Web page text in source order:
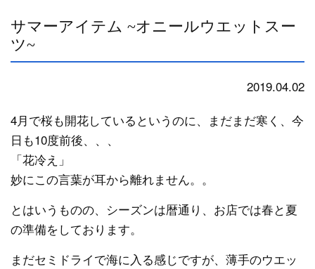
サマーアイテム ~オニールウエットスー
ツ~
2019.04.02
4月で桜も開花しているというのに、まだまだ寒く、今
日も10度前後、、、
「花冷え」
妙にこの言葉が耳から離れません。。
とはいうものの、シーズンは暦通り、お店では春と夏
の準備をしております。
まだセミドライで海に入る感じですが、薄手のウエッ